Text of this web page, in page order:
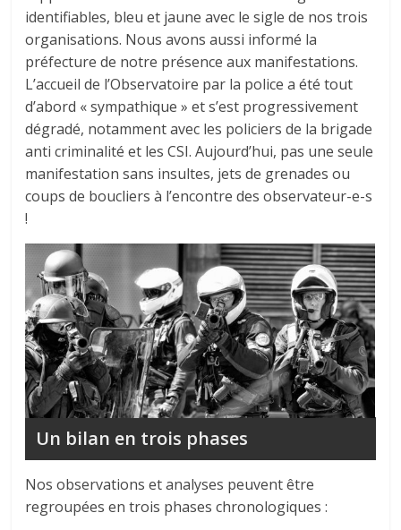
identifiables, bleu et jaune avec le sigle de nos trois
organisations. Nous avons aussi informé la
préfecture de notre présence aux manifestations.
L’accueil de l’Observatoire par la police a été tout
d’abord « sympathique » et s’est progressivement
dégradé, notamment avec les policiers de la brigade
anti criminalité et les CSI. Aujourd’hui, pas une seule
manifestation sans insultes, jets de grenades ou
coups de boucliers à l’encontre des observateur-e-s
!
Un bilan en trois phases
Nos observations et analyses peuvent être
regroupées en trois phases chronologiques :